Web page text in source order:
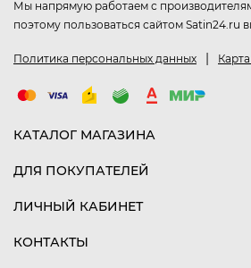
Мы напрямую работаем с
поэтому пользоваться сайтом Satin24.ru
Политика персональных данных |
КАТАЛОГ МАГАЗИНА
ДЛЯ ПОКУПАТЕЛЕЙ
ЛИЧНЫЙ КАБИНЕТ
КОНТАКТЫ